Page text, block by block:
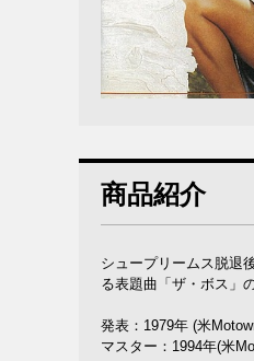
商品紹介
シュープリームス脱退
る表題曲「ザ・ボス」
発表：1979年 (米
マスター：1994年(米